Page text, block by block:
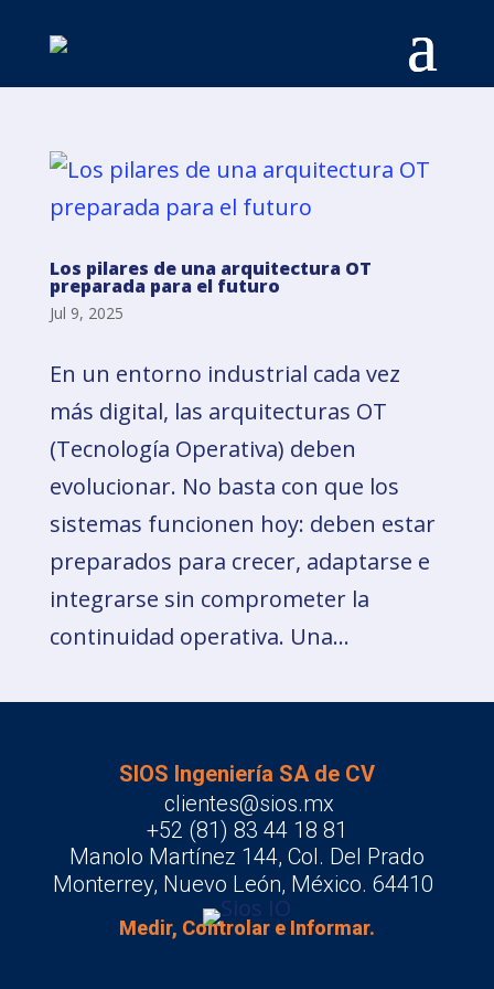
Los pilares de una arquitectura OT
preparada para el futuro
Jul 9, 2025
En un entorno industrial cada vez
más digital, las arquitecturas OT
(Tecnología Operativa) deben
evolucionar. No basta con que los
sistemas funcionen hoy: deben estar
preparados para crecer, adaptarse e
integrarse sin comprometer la
continuidad operativa. Una...
SIOS Ingeniería SA de CV
clientes@sios.mx
+52 (81) 83 44 18 81
Manolo Martínez 144, Col. Del Prado
Monterrey, Nuevo León, México. 64410
Medir, Controlar e Informar.